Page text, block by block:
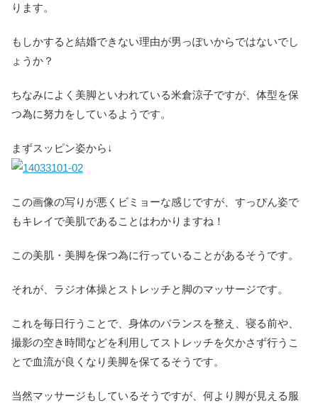
ります。
もしかすると結婚できない理由が男っぽいからではないでし
ょうか？
ちなみによく美脚といわれている米倉涼子ですが、体型を保
つ為に努力をしているようです。
まずスッピン姿から↓
この画像の写りが悪くビミョーな感じですが、すっぴん姿で
もキレイで美肌であることはわかりますね！
この美肌・美脚を保つ為に行っていることがあるそうです。
それが、ラジオ体操とストレッチと脚のマッサージです。
これを毎日行うことで、身体のバランスを整え、寝る前や、
撮影の空き時間などを利用してストレッチを欠かさず行うこ
とで血流が良くなり美脚を保てるそうです。
当然マッサージもしているそうですが、何より脚が見える服